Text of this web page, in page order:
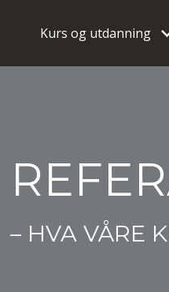
Kurs og utdanning
– HVA VÅRE